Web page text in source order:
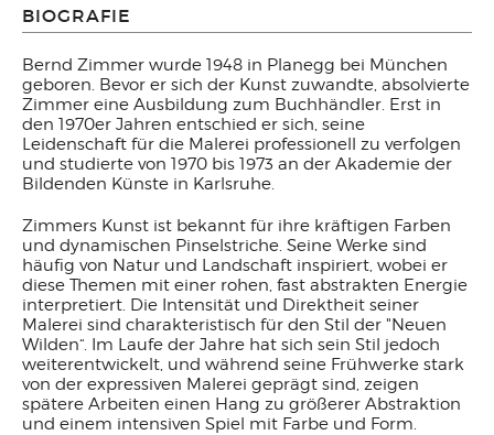
BIOGRAFIE
Bernd Zimmer wurde 1948 in Planegg bei München
geboren. Bevor er sich der Kunst zuwandte, absolvierte
Zimmer eine Ausbildung zum Buchhändler. Erst in
den 1970er Jahren entschied er sich, seine
Leidenschaft für die Malerei professionell zu verfolgen
und studierte von 1970 bis 1973 an der Akademie der
Bildenden Künste in Karlsruhe.
Zimmers Kunst ist bekannt für ihre kräftigen Farben
und dynamischen Pinselstriche. Seine Werke sind
häufig von Natur und Landschaft inspiriert, wobei er
diese Themen mit einer rohen, fast abstrakten Energie
interpretiert. Die Intensität und Direktheit seiner
Malerei sind charakteristisch für den Stil der "Neuen
Wilden“. Im Laufe der Jahre hat sich sein Stil jedoch
weiterentwickelt, und während seine Frühwerke stark
von der expressiven Malerei geprägt sind, zeigen
spätere Arbeiten einen Hang zu größerer Abstraktion
und einem intensiven Spiel mit Farbe und Form.